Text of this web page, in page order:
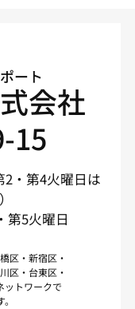
ート
会社
15
2・第4火曜日は
第5火曜日
区・新宿区・
区・台東区・
ットワークで